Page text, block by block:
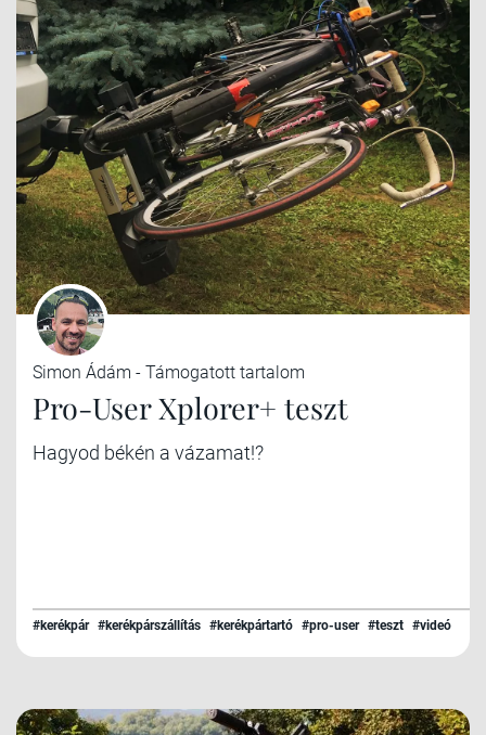
Simon Ádám - Támogatott tartalom
Pro-User Xplorer+ teszt
Hagyod békén a vázamat!?
#kerékpár #kerékpárszállítás #kerékpártartó #pro-user #teszt #videó